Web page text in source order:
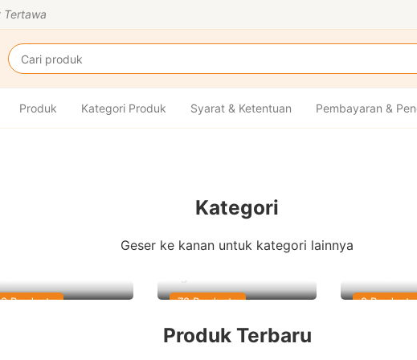
Tertawa
Produk Kategori Produk Syarat & Ketentuan Pembayaran &
Kategori
Geser ke kanan untuk kategori lainnya
Products 78 Products 8 Products
Produk Terbaru